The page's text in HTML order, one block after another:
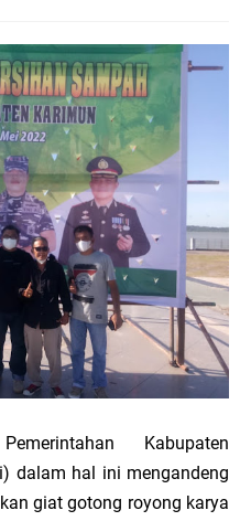
Kabupaten
dalam hal ini mengandeng
giat gotong royong karya